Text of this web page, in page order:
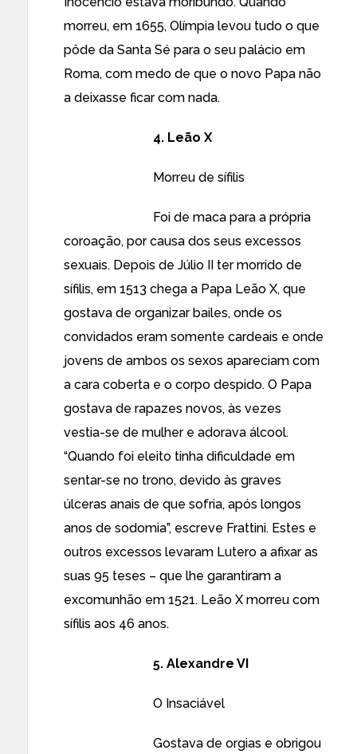
morreu, em 1655, Olímpia levou tudo o que
pôde da Santa Sé para o seu palácio em
Roma, com medo de que o novo Papa não
a deixasse ficar com nada.
4. Leão X
Morreu de sífilis
Foi de maca para a própria
coroação, por causa dos seus excessos
sexuais. Depois de Júlio II ter morrido de
sífilis, em 1513 chega a Papa Leão X, que
gostava de organizar bailes, onde os
convidados eram somente cardeais e onde
jovens de ambos os sexos apareciam com
a cara coberta e o corpo despido. O Papa
gostava de rapazes novos, às vezes
vestia-se de mulher e adorava álcool.
“Quando foi eleito tinha dificuldade em
sentar-se no trono, devido às graves
úlceras anais de que sofria, após longos
anos de sodomia”, escreve Frattini. Estes e
outros excessos levaram Lutero a afixar as
suas 95 teses – que lhe garantiram a
excomunhão em 1521. Leão X morreu com
sífilis aos 46 anos.
5. Alexandre VI
O Insaciável
Gostava de orgias e obrigou